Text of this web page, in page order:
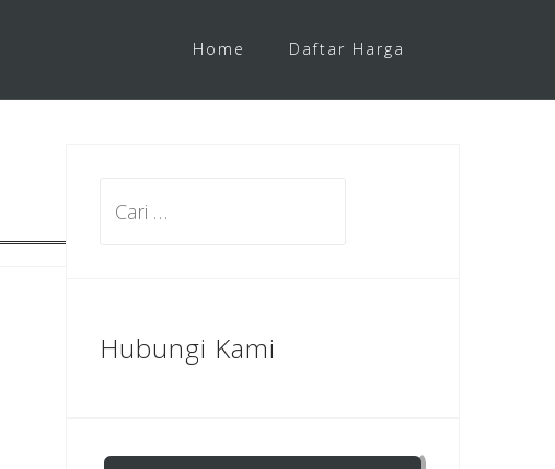
Home Daftar Harga
Hubungi Kami